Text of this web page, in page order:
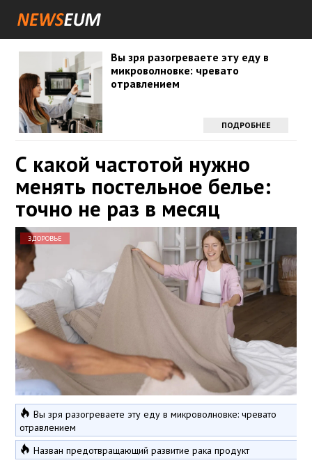
Вы зря разогреваете эту еду в
микроволновке: чревато
отравлением
ПОДРОБНЕЕ
С какой частотой нужно
менять постельное белье:
точно не раз в месяц
ЗДОРОВЬЕ
Вы зря разогреваете эту еду в микроволновке: чревато
отравлением
Назван предотвращающий развитие рака продукт